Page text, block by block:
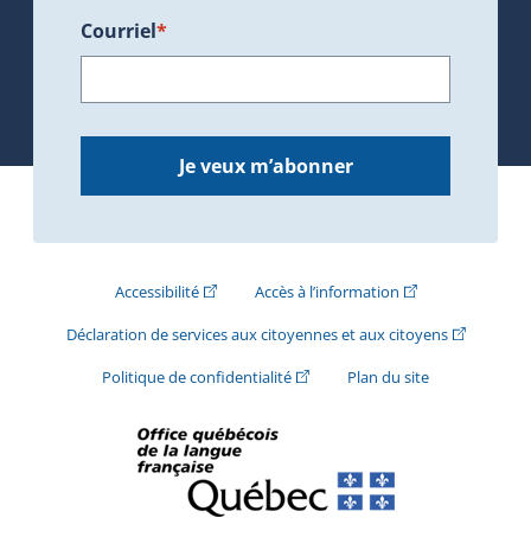
Courriel*
Je veux m’abonner
Accessibilité(Cet hyperlien externe s'ouvrira dans une
Accès à l’information(Cet hyperlien
Déclaration de services aux citoyennes et aux citoyens(Cet
Politique de confidentialité(Cet hyperlien externe s'ouvrira
Plan du site